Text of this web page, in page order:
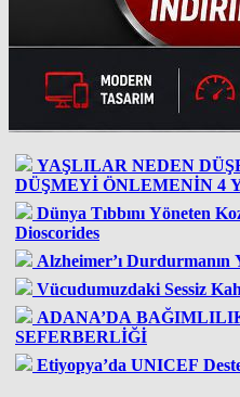
YAŞLILAR NEDEN
DÜŞMEYİ ÖNLEMENİN 4
Dünya Tıbbını Yöneten
Dioscorides
Alzheimer’ı Durdurmanın
Vücudumuzdaki Sessiz
ADANA’DA
SEFERBERLİĞİ
Etiyopya’da UNICEF